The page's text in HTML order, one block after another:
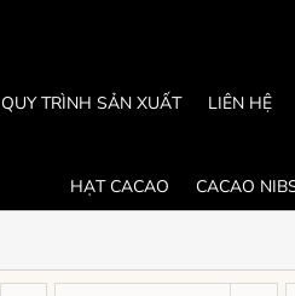
QUY TRÌNH SẢN XUẤT
LIÊN HỆ
HẠT CACAO CACAO